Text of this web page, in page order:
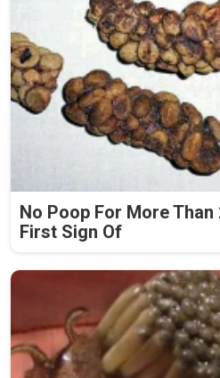
No Poop For More Than
First Sign Of